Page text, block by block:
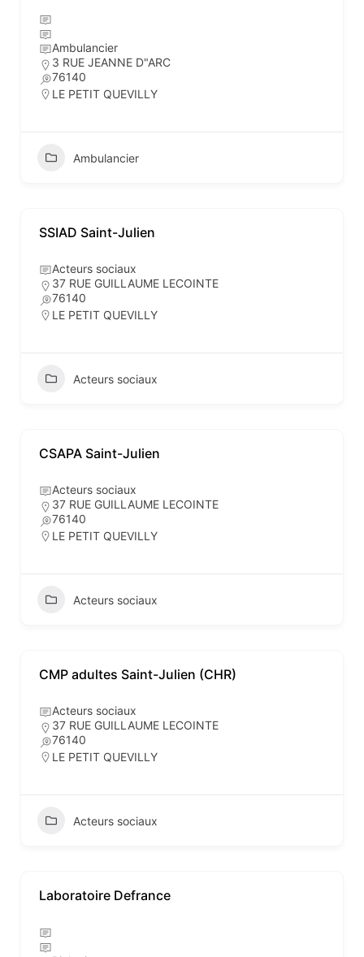
Ambulancier
3 RUE JEANNE D"ARC
76140
LE PETIT QUEVILLY
Ambulancier
SSIAD Saint-Julien
Acteurs sociaux
37 RUE GUILLAUME LECOINTE
76140
LE PETIT QUEVILLY
Acteurs sociaux
CSAPA Saint-Julien
Acteurs sociaux
37 RUE GUILLAUME LECOINTE
76140
LE PETIT QUEVILLY
Acteurs sociaux
CMP adultes Saint-Julien (CHR)
Acteurs sociaux
37 RUE GUILLAUME LECOINTE
76140
LE PETIT QUEVILLY
Acteurs sociaux
Laboratoire Defrance